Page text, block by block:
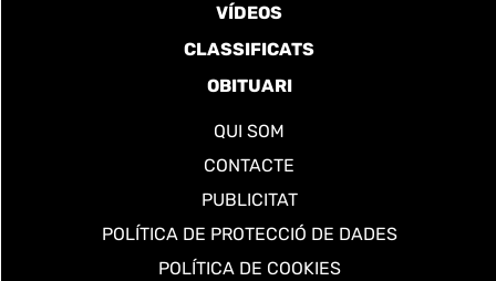
VÍDEOS
CLASSIFICATS
OBITUARI
QUI SOM
CONTACTE
PUBLICITAT
POLÍTICA DE PROTECCIÓ DE DADES
POLÍTICA DE COOKIES